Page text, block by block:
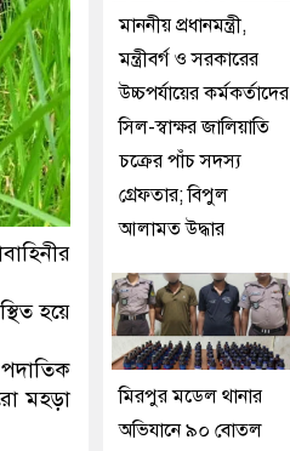
হয়ে
মহড়া
মাননীয় প্রধানমন্ত্রী,
মন্ত্রীবর্গ ও সরকারের
উচ্চপর্যায়ের কর্মকর্তাদের
সিল-স্বাক্ষর জালিয়াতি
চক্রের পাঁচ সদস্য
গ্রেফতার; বিপুল
আলামত উদ্ধার
মিরপুর মডেল থানার
অভিযানে ৯০ বোতল